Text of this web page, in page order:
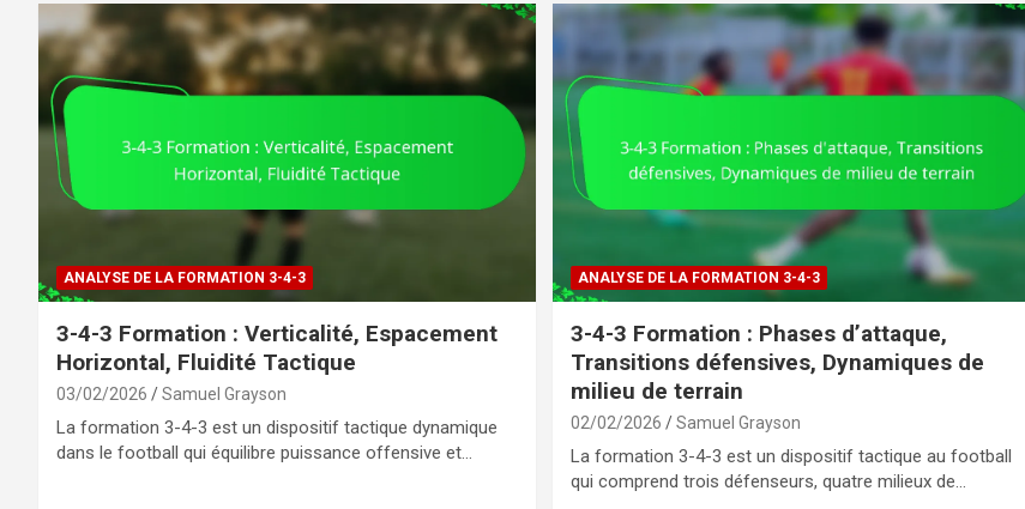
ANALYSE DE LA FORMATION 3-4-3
3-4-3 Formation : Verticalité, Espacement
Horizontal, Fluidité Tactique
03/02/2026 Samuel Grayson
La formation 3-4-3 est un dispositif tactique dynamique
dans le football qui équilibre puissance offensive et…
ANALYSE DE LA FORMATION 3-4-3
3-4-3 Formation : Phases d’attaque,
Transitions défensives, Dynamiques de
milieu de terrain
02/02/2026 Samuel Grayson
La formation 3-4-3 est un dispositif tactique au football
qui comprend trois défenseurs, quatre milieux de…